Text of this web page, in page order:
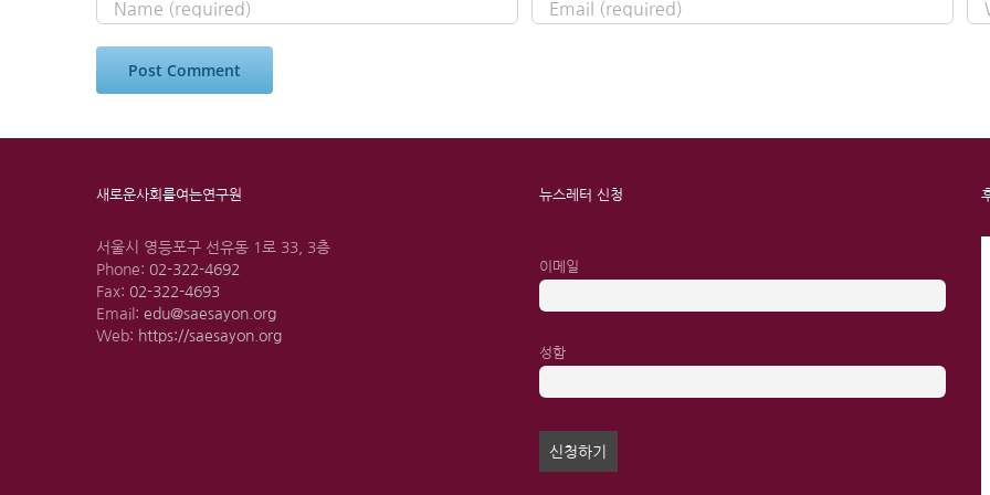
새로운사회를여는연구원
서울시 영등포구 선유동 1로 33, 3층
Phone: 02-322-4692
Fax: 02-322-4693
Email: edu@saesayon.org
Web: https://saesayon.org
뉴스레터 신청
이메일
성함